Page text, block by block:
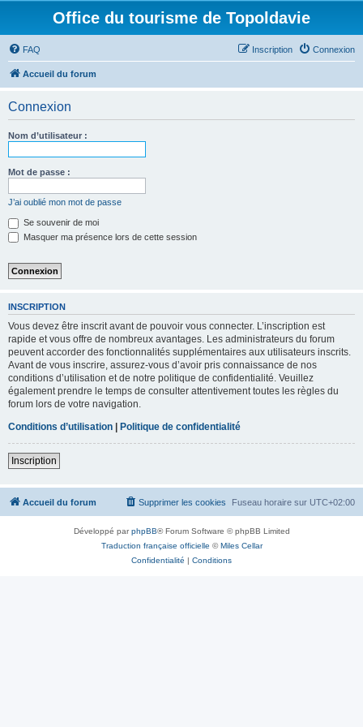
Office du tourisme de Topoldavie
FAQ Connexion
Inscription
Accueil du forum
Connexion
Nom d’utilisateur :
Mot de passe :
J’ai oublié mon mot de passe
Se souvenir de moi
Masquer ma présence lors de cette session
INSCRIPTION
Vous devez être inscrit avant de pouvoir vous connecter. L’inscription est
rapide et vous offre de nombreux avantages. Les administrateurs du forum
peuvent accorder des fonctionnalités supplémentaires aux utilisateurs inscrits.
Avant de vous inscrire, assurez-vous d’avoir pris connaissance de nos
conditions d’utilisation et de notre politique de confidentialité. Veuillez
également prendre le temps de consulter attentivement toutes les règles du
forum lors de votre navigation.
Conditions d’utilisation | Politique de confidentialité
Inscription
Accueil du forum Fuseau horaire sur UTC+02:00
Supprimer les cookies
Développé parphpBB® Forum Software © phpBB Limited
Traduction française officielle ©Miles Cellar
Confidentialité | Conditions